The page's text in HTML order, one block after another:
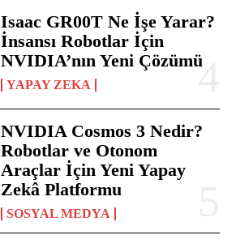
Isaac GR00T Ne İşe Yarar?
İnsansı Robotlar İçin
NVIDIA’nın Yeni Çözümü
YAPAY ZEKA
NVIDIA Cosmos 3 Nedir?
Robotlar ve Otonom
Araçlar İçin Yeni Yapay
Zekâ Platformu
SOSYAL MEDYA